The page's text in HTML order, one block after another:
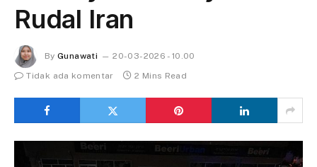
Rudal Iran
By Gunawati
20-03-2026 - 10.00
Tidak ada komentar
2 Mins Read